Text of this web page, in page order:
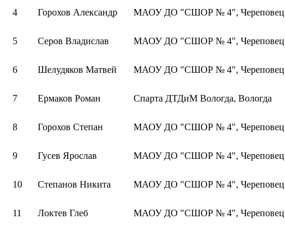
4 Горохов Александр МАОУ ДО "СШОР № 4", Череповец
5 Серов Владислав МАОУ ДО "СШОР № 4", Череповец
6 Шелудяков Матвей МАОУ ДО "СШОР № 4", Череповец
7 Ермаков Роман Спарта ДТДиМ Вологда, Вологда
8 Горохов Степан МАОУ ДО "СШОР № 4", Череповец
9 Гусев Ярослав МАОУ ДО "СШОР № 4", Череповец
10 Степанов Никита МАОУ ДО "СШОР № 4", Череповец
11 Локтев Глеб МАОУ ДО "СШОР № 4", Череповец